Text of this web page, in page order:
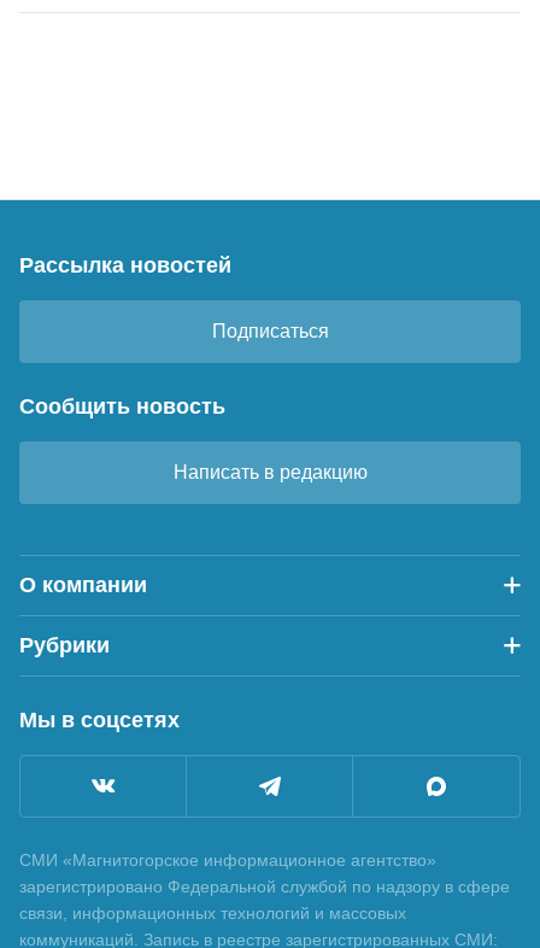
Рассылка новостей
Подписаться
Сообщить новость
Написать в редакцию
О компании
Рубрики
Мы в соцсетях
СМИ «Магнитогорское информационное агентство»
зарегистрировано Федеральной службой по надзору в сфере
связи, информационных технологий и массовых
коммуникаций. Запись в реестре зарегистрированных СМИ: